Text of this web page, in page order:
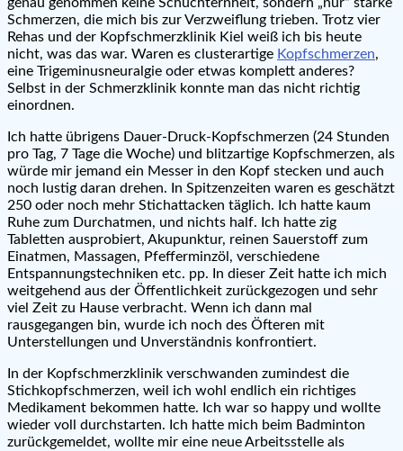
genau genommen keine Schüchternheit, sondern „nur“ starke
Schmerzen, die mich bis zur Verzweiflung trieben. Trotz vier
Rehas und der Kopfschmerzklinik Kiel weiß ich bis heute
nicht, was das war. Waren es clusterartige Kopfschmerzen,
eine Trigeminusneuralgie oder etwas komplett anderes?
Selbst in der Schmerzklinik konnte man das nicht richtig
einordnen.
Ich hatte übrigens Dauer-Druck-Kopfschmerzen (24 Stunden
pro Tag, 7 Tage die Woche) und blitzartige Kopfschmerzen, als
würde mir jemand ein Messer in den Kopf stecken und auch
noch lustig daran drehen. In Spitzenzeiten waren es geschätzt
250 oder noch mehr Stichattacken täglich. Ich hatte kaum
Ruhe zum Durchatmen, und nichts half. Ich hatte zig
Tabletten ausprobiert, Akupunktur, reinen Sauerstoff zum
Einatmen, Massagen, Pfefferminzöl, verschiedene
Entspannungstechniken etc. pp. In dieser Zeit hatte ich mich
weitgehend aus der Öffentlichkeit zurückgezogen und sehr
viel Zeit zu Hause verbracht. Wenn ich dann mal
rausgegangen bin, wurde ich noch des Öfteren mit
Unterstellungen und Unverständnis konfrontiert.
In der Kopfschmerzklinik verschwanden zumindest die
Stichkopfschmerzen, weil ich wohl endlich ein richtiges
Medikament bekommen hatte. Ich war so happy und wollte
wieder voll durchstarten. Ich hatte mich beim Badminton
zurückgemeldet, wollte mir eine neue Arbeitsstelle als